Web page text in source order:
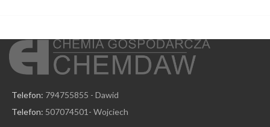
Telefon: 794755855 - Dawid
Telefon: 507074501- Wojciech